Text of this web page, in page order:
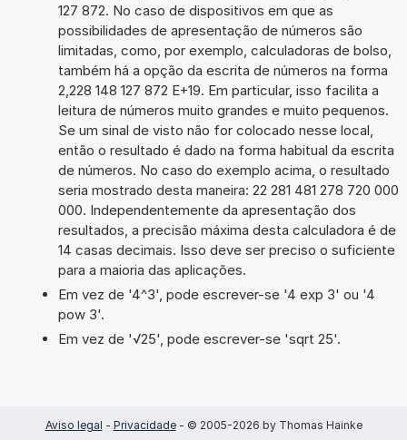
127 872. No caso de dispositivos em que as
possibilidades de apresentação de números são
limitadas, como, por exemplo, calculadoras de bolso,
também há a opção da escrita de números na forma
2,228 148 127 872 E+19. Em particular, isso facilita a
leitura de números muito grandes e muito pequenos.
Se um sinal de visto não for colocado nesse local,
então o resultado é dado na forma habitual da escrita
de números. No caso do exemplo acima, o resultado
seria mostrado desta maneira: 22 281 481 278 720 000
000. Independentemente da apresentação dos
resultados, a precisão máxima desta calculadora é de
14 casas decimais. Isso deve ser preciso o suficiente
para a maioria das aplicações.
Em vez de '4^3', pode escrever-se '4 exp 3' ou '4
pow 3'.
Em vez de '√25', pode escrever-se 'sqrt 25'.
Aviso legal - Privacidade- © 2005-2026 by Thomas Hainke